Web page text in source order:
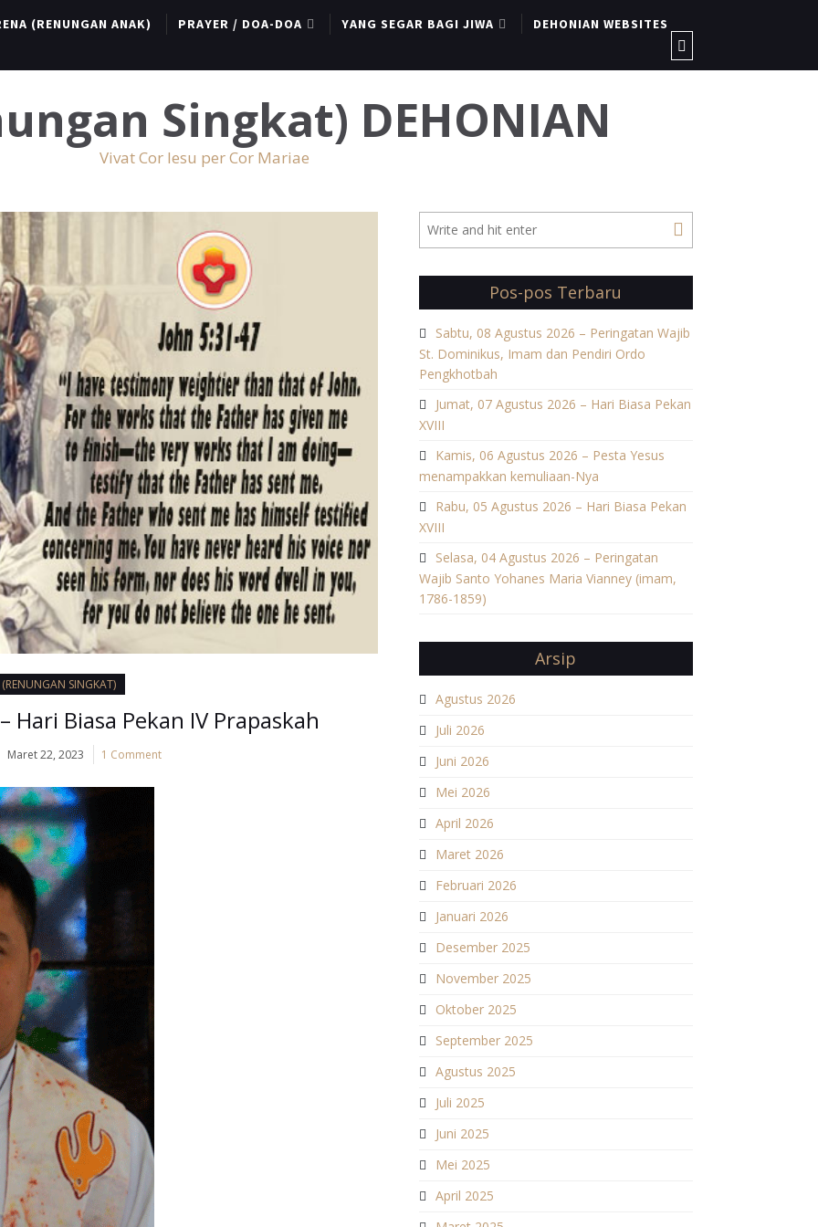
(RENUNGAN ANAK) PRAYER / DOA-DOA YANG SEGAR BAGI JIWA DEHONIAN WEBSITES
Singkat) DEHONIAN
Vivat Cor Iesu per Cor Mariae
(RENUNGAN SINGKAT)
Hari Biasa Pekan IV Prapaskah
Maret 22, 2023 1 Comment
Pos-pos Terbaru
Sabtu, 08 Agustus 2026 – Peringatan Wajib
St. Dominikus, Imam dan Pendiri Ordo
Pengkhotbah
Jumat, 07 Agustus 2026 – Hari Biasa Pekan
XVIII
Kamis, 06 Agustus 2026 – Pesta Yesus
menampakkan kemuliaan-Nya
Rabu, 05 Agustus 2026 – Hari Biasa Pekan
XVIII
Selasa, 04 Agustus 2026 – Peringatan
Wajib Santo Yohanes Maria Vianney (imam,
1786-1859)
Arsip
Agustus 2026
Juli 2026
Juni 2026
Mei 2026
April 2026
Maret 2026
Februari 2026
Januari 2026
Desember 2025
November 2025
Oktober 2025
September 2025
Agustus 2025
Juli 2025
Juni 2025
Mei 2025
April 2025